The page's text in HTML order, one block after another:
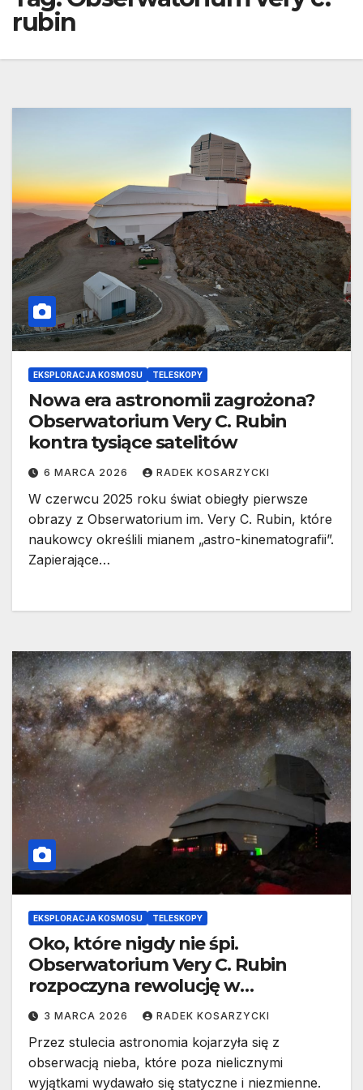
rubin
EKSPLORACJA KOSMOSU TELESKOPY
Nowa era astronomii zagrożona?
Obserwatorium Very C. Rubin
kontra tysiące satelitów
6 MARCA 2026 RADEK KOSARZYCKI
W czerwcu 2025 roku świat obiegły pierwsze
obrazy z Obserwatorium im. Very C. Rubin, które
naukowcy określili mianem „astro-kinematografii”.
Zapierające…
EKSPLORACJA KOSMOSU TELESKOPY
Oko, które nigdy nie śpi.
Obserwatorium Very C. Rubin
rozpoczyna rewolucję w
astronomii
3 MARCA 2026 RADEK KOSARZYCKI
Przez stulecia astronomia kojarzyła się z
obserwacją nieba, które poza nielicznymi
wyjątkami wydawało się statyczne i niezmienne.